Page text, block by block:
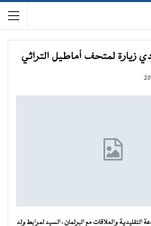
زيارة لمتحف أماطيل التراثي
التقليدية والعلاقات مع البرلمان ، السيد لمرابط ولد